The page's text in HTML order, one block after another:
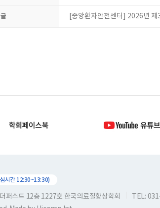
[중앙환자안전센터] 2026년 제
시간 12:30~13:30)
퍼스트 12층 1227호 한국의료질향상학회 TEL: